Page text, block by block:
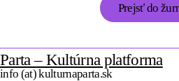
Prejsť do
Parta – Kultúrna platforma
info (at) kulturnaparta.sk